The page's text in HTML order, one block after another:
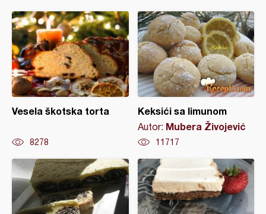
Vesela škotska torta
8278
Keksići sa limunom
Autor: Mubera Živojević
11717